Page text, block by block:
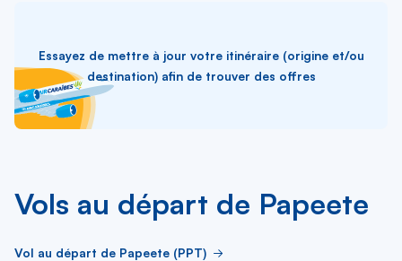
Essayez de mettre à jour votre itinéraire (origine et/ou
destination) afin de trouver des offres
Vols au départ de Papeete
Vol au départ de Papeete (PPT)